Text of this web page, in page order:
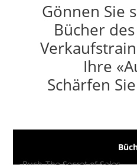
Gönnen Sie
Bücher
Ihre
Schärfen